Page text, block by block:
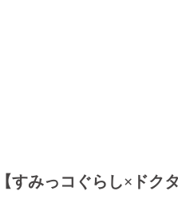
すみっコぐらし×ドク